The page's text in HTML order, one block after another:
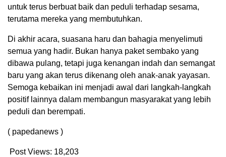
untuk terus berbuat baik dan peduli terhadap sesama,
terutama mereka yang membutuhkan.
Di akhir acara, suasana haru dan bahagia menyelimuti
semua yang hadir. Bukan hanya paket sembako yang
dibawa pulang, tetapi juga kenangan indah dan semangat
baru yang akan terus dikenang oleh anak-anak yayasan.
Semoga kebaikan ini menjadi awal dari langkah-langkah
positif lainnya dalam membangun masyarakat yang lebih
peduli dan berempati.
( papedanews )
Post Views: 18,203